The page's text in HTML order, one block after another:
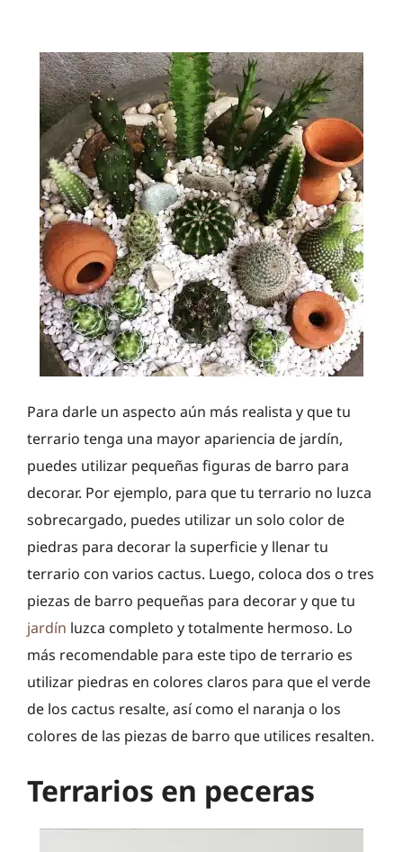
Para darle un aspecto aún más realista y que tu
terrario tenga una mayor apariencia de jardín,
puedes utilizar pequeñas figuras de barro para
decorar. Por ejemplo, para que tu terrario no luzca
sobrecargado, puedes utilizar un solo color de
piedras para decorar la superficie y llenar tu
terrario con varios cactus. Luego, coloca dos o tres
piezas de barro pequeñas para decorar y que tu
jardín luzca completo y totalmente hermoso. Lo
más recomendable para este tipo de terrario es
utilizar piedras en colores claros para que el verde
de los cactus resalte, así como el naranja o los
colores de las piezas de barro que utilices resalten.
Terrarios en peceras